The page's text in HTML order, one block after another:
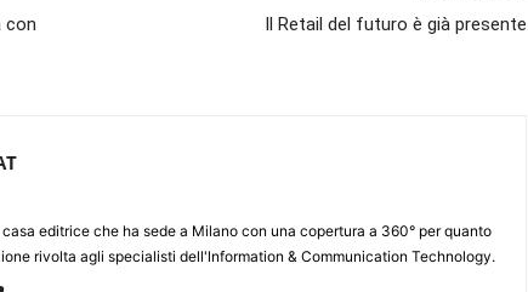
con
Il Retail del futuro è già presente
editrice che ha sede a Milano con una copertura a 360° per quanto
rivolta agli specialisti dell'lnformation & Communication Technology.